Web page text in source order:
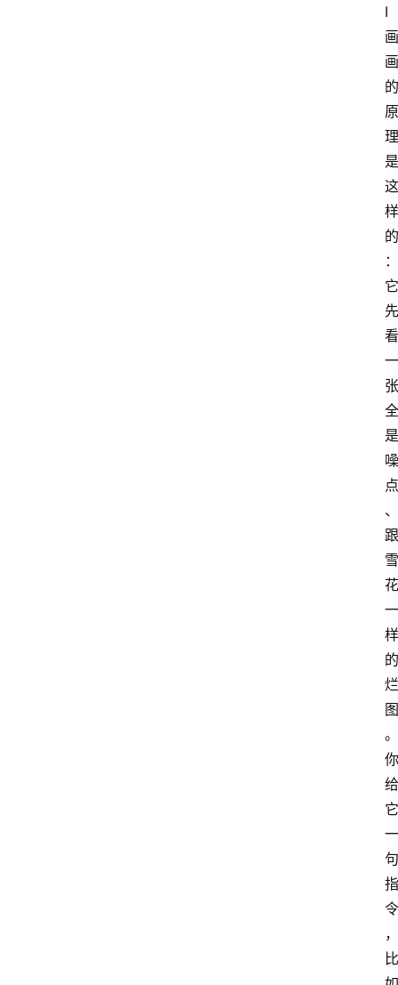
I
画
画
的
原
理
是
这
样
的
：
它
先
看
一
张
全
是
噪
点
、
跟
雪
花
一
样
的
烂
图
。
你
给
它
一
句
指
令
，
比